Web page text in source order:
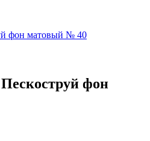
фон матовый № 40
фон